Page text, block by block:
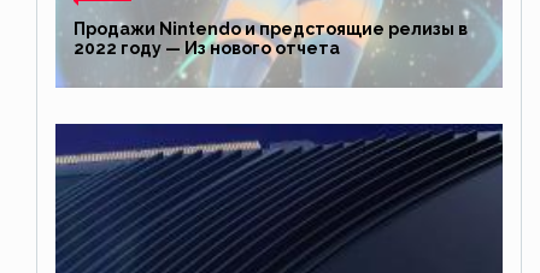
Продажи Nintendo и предстоящие релизы в
2022 году — Из нового отчета